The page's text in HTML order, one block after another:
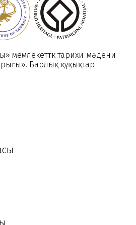
мемлекеттк тарихи-мәдени
Барлық құқықтар